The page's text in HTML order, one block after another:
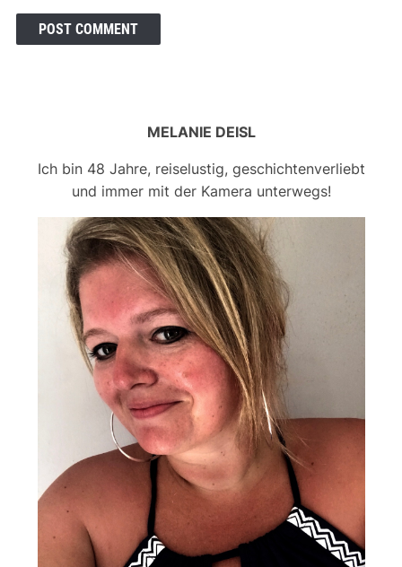
MELANIE DEISL
Ich bin 48 Jahre, reiselustig, geschichtenverliebt
und immer mit der Kamera unterwegs!